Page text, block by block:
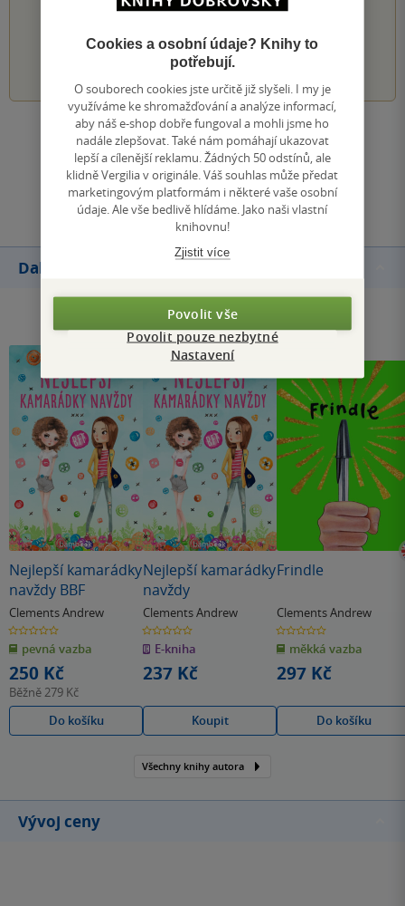
3 4 5
Zobrazit všechna hodnocení
Přidat hodnocení
Další knihy autora
Nejlepší kamarádky
navždy BBF
Clements Andrew
0.0
z
5
hvězdiček
pevná vazba
250 Kč
Běžně279 Kč
Do košíku
Nejlepší kamarádky
navždy
Clements Andrew
0.0
z
5
hvězdiček
E-kniha
237 Kč
Koupit
Frindle
Clements Andrew
0.0
z
5
hvězdiček
měkká vazba
297 Kč
Do košíku
Všechny knihy autora
Vývoj ceny
Cookies a osobní údaje? Knihy to
potřebují.
O souborech cookies jste určitě již slyšeli. I my je
využíváme ke shromažďování a analýze informací,
aby náš e-shop dobře fungoval a mohli jsme ho
nadále zlepšovat. Také nám pomáhají ukazovat
lepší a cílenější reklamu. Žádných 50 odstínů, ale
klidně Vergilia v originále. Váš souhlas může předat
marketingovým platformám i některé vaše osobní
údaje. Ale vše bedlivě hlídáme. Jako naši vlastní
knihovnu!
Zjistit více
Povolit vše
Povolit pouze nezbytné
Nastavení